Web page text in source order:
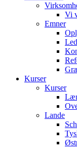
Vi
Emner
Kurser
Kurser
Lande